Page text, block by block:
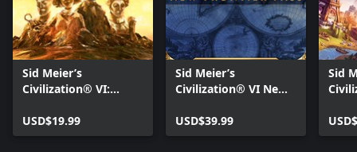
Sid Meier’s
Civilization® VI:
(Windows PC)
USD$19.99
Sid Meier’s
Civilization® VI New
(Windows PC)
USD$39.99
Sid